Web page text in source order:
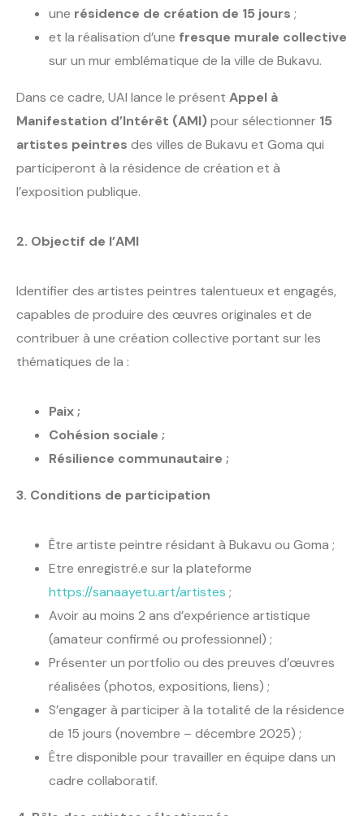
une résidence de création de 15 jours ;
et la réalisation d’une fresque murale collective
sur un mur emblématique de la ville de Bukavu.
Dans ce cadre, UAI lance le présent Appel à
Manifestation d’Intérêt (AMI) pour sélectionner 15
artistes peintres des villes de Bukavu et Goma qui
participeront à la résidence de création et à
l’exposition publique.
2. Objectif de l’AMI
Identifier des artistes peintres talentueux et engagés,
capables de produire des œuvres originales et de
contribuer à une création collective portant sur les
thématiques de la :
Paix ;
Cohésion sociale ;
Résilience communautaire ;
3. Conditions de participation
Être artiste peintre résidant à Bukavu ou Goma ;
Etre enregistré.e sur la plateforme
https://sanaayetu.art/artistes ;
Avoir au moins 2 ans d’expérience artistique
(amateur confirmé ou professionnel) ;
Présenter un portfolio ou des preuves d’œuvres
réalisées (photos, expositions, liens) ;
S’engager à participer à la totalité de la résidence
de 15 jours (novembre – décembre 2025) ;
Être disponible pour travailler en équipe dans un
cadre collaboratif.